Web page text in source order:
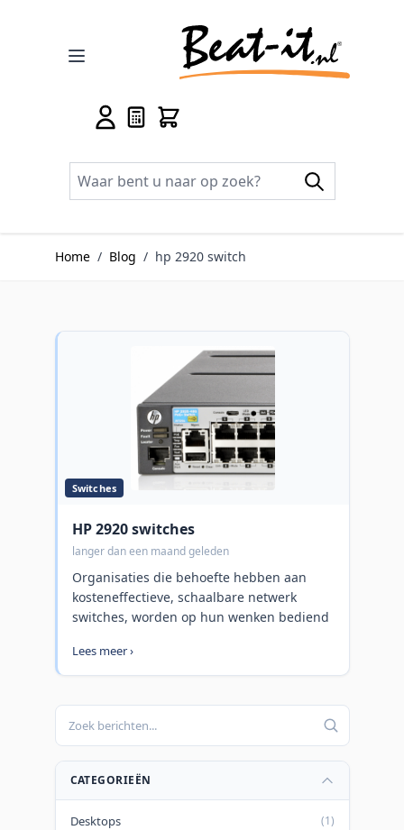
Home / Blog / hp 2920 switch
Switches
HP 2920 switches
langer dan een maand geleden
Organisaties die behoefte hebben aan
kosteneffectieve, schaalbare netwerk
switches, worden op hun wenken bediend
Basic Layer 2 en 3 switches bieden
veiligheid, schaalbaarheid en
universiteiten, maar ook voor het MKB en
vestigingsnetwerken. De krachtige HP
packet buffering, adaptieve
eigenschappen zijn modulaire stacking,
Lees meer ›
CATEGORIEËN
Desktops (1)